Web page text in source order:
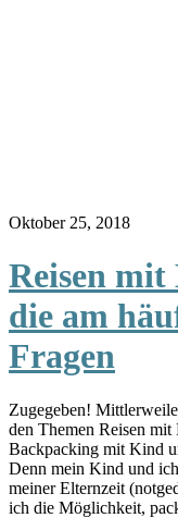
Oktober 25, 2018
Reisen
die am
Fragen
Zugegeben!
den Themen Reisen
Backpacking mit Kind
Denn mein Kind und
meiner Elternzeit
ich die Möglichkeit,